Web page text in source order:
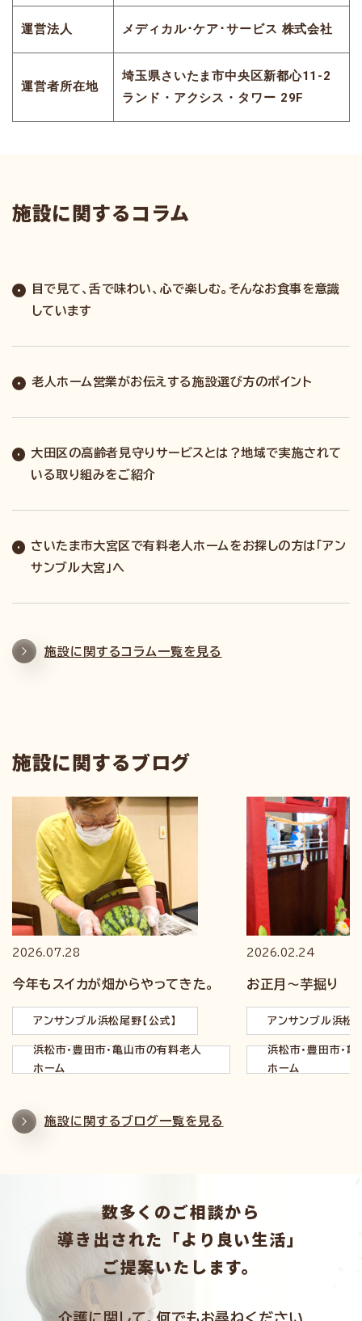
運営法人 メディカル･ケア･サービス 株式会社
運営者所在地
埼玉県さいたま市中央区新都心11-2
ランド・アクシス・タワー 29F
施設に関するコラム
目で見て、舌で味わい、心で楽しむ。そんなお食事を意識
しています
老人ホーム営業がお伝えする施設選び方のポイント
大田区の高齢者見守りサービスとは？地域で実施されて
いる取り組みをご紹介
さいたま市大宮区で有料老人ホームをお探しの方は「アン
サンブル大宮」へ
施設に関するコラム一覧を見る
施設に関するブログ
2026.07.28
今年もスイカが畑からやってきた。
アンサンブル浜松尾野【公式】
浜松市・豊田市・亀山市の有料老人
ホーム
2026.02.24
お正月～芋掘り
アンサンブル浜松
浜松市・豊田市・
ホーム
施設に関するブログ一覧を見る
数多くのご相談から
導き出された「より良い生活」
ご提案いたします。
介護に関して、何でもお尋ねください